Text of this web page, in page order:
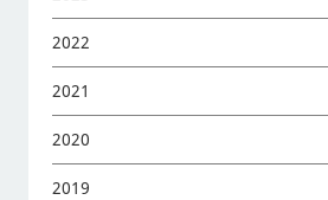
2022
2021
2020
2019